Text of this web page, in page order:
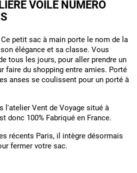
VOILE NUMÉRO
petit sac à main porte le nom de la
élégance et sa classe. Vous
tous les jours, pour aller prendre un
faire du shopping entre amies. Porté
anses se coulissent pour un porté à
l'atelier Vent de Voyage situé à
donc 100% Fabriqué en France.
récents Paris, il intègre désormais
fermer votre sac.